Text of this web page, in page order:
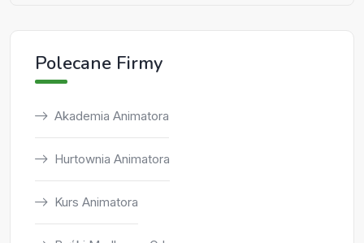
Polecane Firmy
Akademia Animatora
Hurtownia Animatora
Kurs Animatora